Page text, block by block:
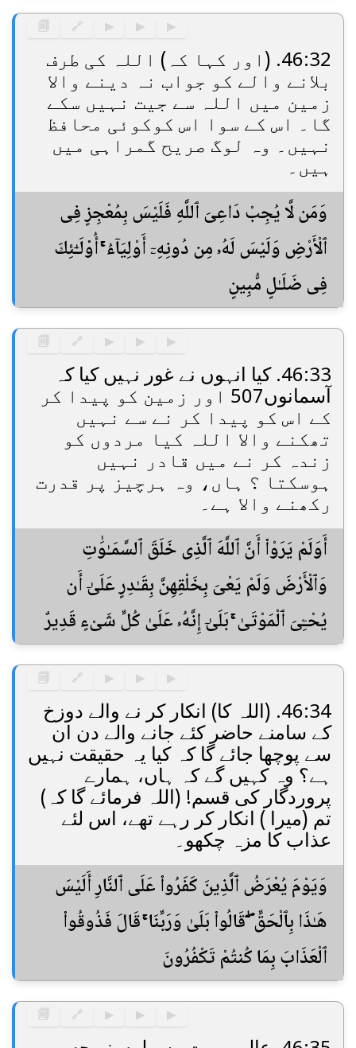
▶
▶
▶
🔗
🗐
46:32. (اور کہا کہ) اللہ کی طرف
بلانے والے کو جواب نہ دینے والا
زمین میں اللہ سے جیت نہیں سکے
گا۔ اس کے سوا اس کوکوئی محافظ
نہیں۔ وہ لوگ صریح گمراہی میں
ہیں۔
وَمَن لَّا يُجِبْ دَاعِىَ ٱللَّهِ فَلَيْسَ بِمُعْجِزٍ فِى
ٱلْأَرْضِ وَلَيْسَ لَهُۥ مِن دُونِهِۦٓ أَوْلِيَآءُ ۚ أُو۟لَـٰٓئِكَ
فِى ضَلَـٰلٍ مُّبِينٍ
▶
▶
▶
🔗
🗐
46:33. کیا انہوں نے غور نہیں کیا کہ
آسمانوں507 اور زمین کو پیدا کر
کے اس کو پیدا کر نے سے نہیں
تھکنے والا اللہ کیا مردوں کو
زندہ کر نے میں قادر نہیں
ہوسکتا ؟ ہاں، وہ ہرچیز پر قدرت
رکھنے والا ہے۔
أَوَلَمْ يَرَوْا۟ أَنَّ ٱللَّهَ ٱلَّذِى خَلَقَ ٱلسَّمَـٰوَٰتِ
وَٱلْأَرْضَ وَلَمْ يَعْىَ بِخَلْقِهِنَّ بِقَـٰدِرٍ عَلَىٰٓ أَن
يُحْـِۧىَ ٱلْمَوْتَىٰ ۚ بَلَىٰٓ إِنَّهُۥ عَلَىٰ كُلِّ شَىْءٍ قَدِيرٌ
▶
▶
▶
🔗
🗐
46:34. (اللہ کا) انکار کر نے والے دوزخ
کے سامنے حاضر کئے جانے والے دن ان
سے پوچھا جائے گا کہ کیا یہ حقیقت نہیں
ہے؟ وہ کہیں گے کہ ہاں، ہمارے
پروردگار کی قسم! (اللہ فرمائے گا کہ)
تم (میرا ) انکار کر رہے تھے، اس لئے
عذاب کا مزہ چکھو۔
وَيَوْمَ يُعْرَضُ ٱلَّذِينَ كَفَرُوا۟ عَلَى ٱلنَّارِ أَلَيْسَ
هَـٰذَا بِٱلْحَقِّ ۖ قَالُوا۟ بَلَىٰ وَرَبِّنَا ۚ قَالَ فَذُوقُوا۟
ٱلْعَذَابَ بِمَا كُنتُمْ تَكْفُرُونَ
▶
▶
▶
🔗
🗐